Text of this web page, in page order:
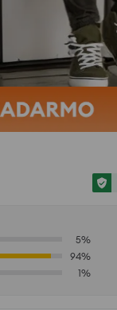
5%
94%
1%